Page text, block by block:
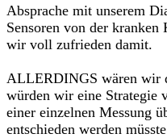
Absprache mit unserem
Sensoren von der
wir voll zufrieden damit.
ALLERDINGS wären wir
würden wir eine Strategie
einer einzelnen Messung
entschieden werden